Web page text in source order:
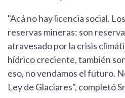
"Acá no hay licencia social.
reservas mineras: son
atravesado por la crisis
hídrico creciente, también
eso, no vendamos el futuro.
Ley de Glaciares", completó